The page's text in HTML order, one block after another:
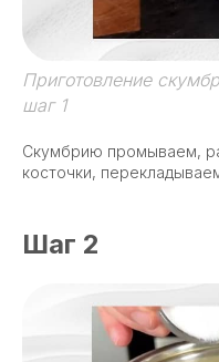
Приготовление
шаг 1
Скумбрию промываем,
косточки,
Шаг 2